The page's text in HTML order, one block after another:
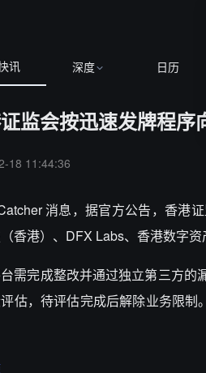
讯 深度 日历
监会按迅速发牌程序
18 11:44:36
消息，据官方公告，香港
香港）、DFX Labs、香港数字
需完成整改并通过独立第三方的
估，待评估完成后解除业务限